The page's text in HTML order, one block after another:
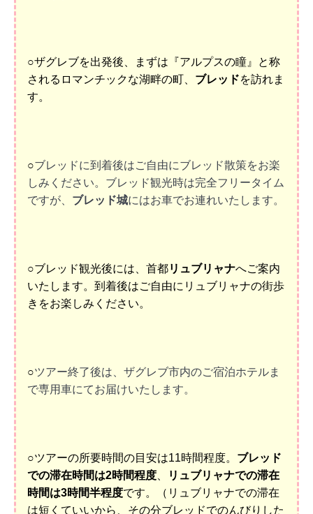
○ザグレブを出発後、まずは『アルプスの瞳』と称
されるロマンチックな湖畔の町、 ブレッドを訪れま
す。
○ブレッドに到着後はご自由にブレッド散策をお楽
しみください。ブレッド観光時は完全フリータイム
ですが、 ブレッド城にはお車でお連れいたします。
○ブレッド観光後には、首都リュブリャナへご案内
いたします。到着後はご自由にリュブリャナの街歩
きをお楽しみください。
○ツアー終了後は、ザグレブ市内のご宿泊ホテルま
で専用車にてお届けいたします。
○ツアーの所要時間の目安は11時間程度。 ブレッド
での滞在時間は2時間程度
リュブリャナでの滞在
時間は3時間半程度です。（リュブリャナでの滞在
は短くていいから、その分ブレッドでのんびりした